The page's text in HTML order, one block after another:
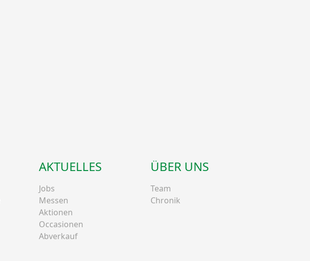
AKTUELLES
Jobs
Messen
Aktionen
Occasionen
Abverkauf
ÜBER UNS
Team
Chronik